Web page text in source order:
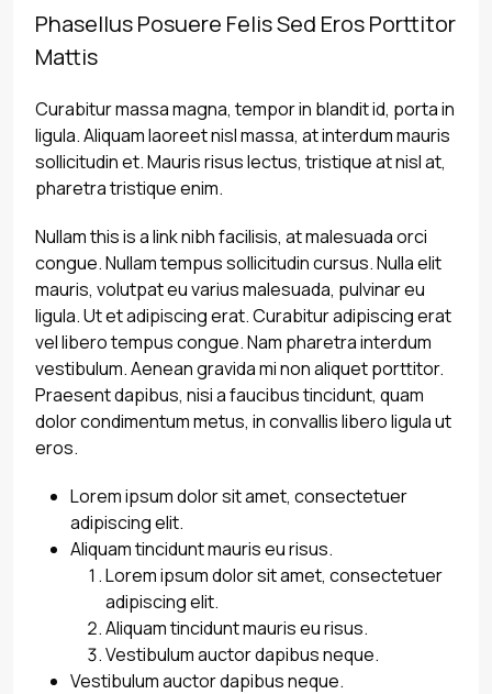
Phasellus Posuere Felis Sed Eros Porttitor
Mattis
Curabitur massa magna, tempor in blandit id, porta in
ligula. Aliquam laoreet nisl massa, at interdum mauris
sollicitudin et. Mauris risus lectus, tristique at nisl at,
pharetra tristique enim.
Nullam this is a link nibh facilisis, at malesuada orci
congue. Nullam tempus sollicitudin cursus. Nulla elit
mauris, volutpat eu varius malesuada, pulvinar eu
ligula. Ut et adipiscing erat. Curabitur adipiscing erat
vel libero tempus congue. Nam pharetra interdum
vestibulum. Aenean gravida mi non aliquet porttitor.
Praesent dapibus, nisi a faucibus tincidunt, quam
dolor condimentum metus, in convallis libero ligula ut
eros.
Lorem ipsum dolor sit amet, consectetuer
adipiscing elit.
Aliquam tincidunt mauris eu risus.
Lorem ipsum dolor sit amet, consectetuer
adipiscing elit.
Aliquam tincidunt mauris eu risus.
Vestibulum auctor dapibus neque.
Vestibulum auctor dapibus neque.